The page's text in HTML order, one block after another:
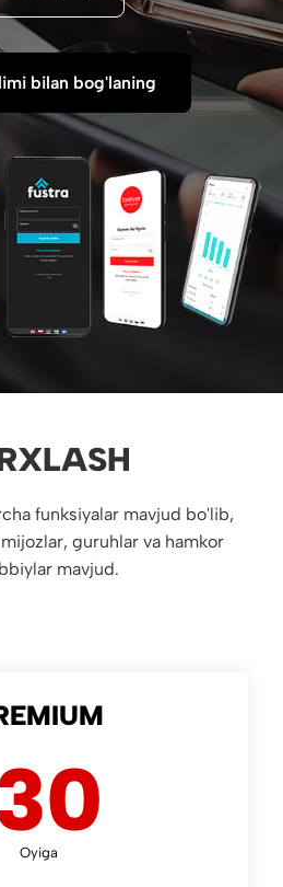
bilan bog'laning
funksiyalar mavjud bo'lib,
guruhlar va hamkor
mavjud.
Oyiga